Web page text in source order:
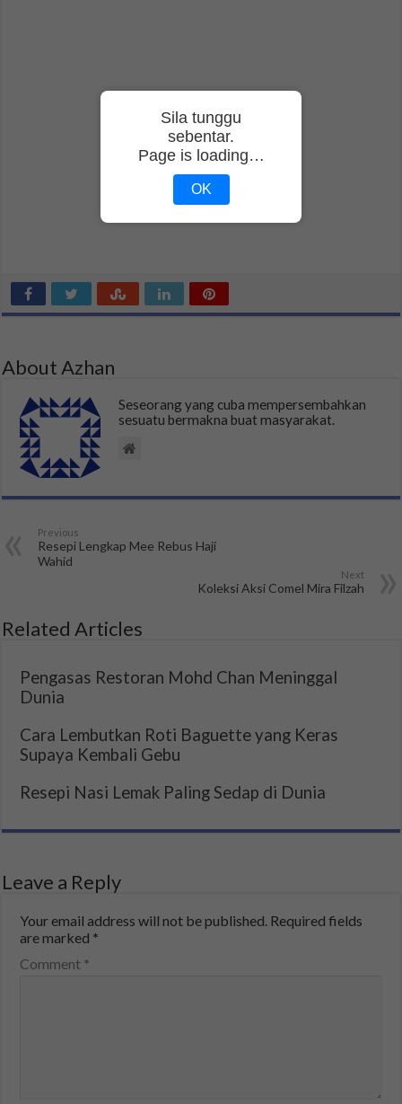
About Azhan
Seseorang yang cuba mempersembahkan
sesuatu bermakna buat masyarakat.
Previous
Resepi Lengkap Mee Rebus Haji
Wahid
Next
Koleksi Aksi Comel Mira Filzah
Related Articles
Pengasas Restoran Mohd Chan Meninggal
Dunia
Cara Lembutkan Roti Baguette yang Keras
Supaya Kembali Gebu
Resepi Nasi Lemak Paling Sedap di Dunia
Leave a Reply
Your email address will not be published. Required fields
are marked *
Comment *
Sila tunggu
sebentar.
Page is loading…
OK